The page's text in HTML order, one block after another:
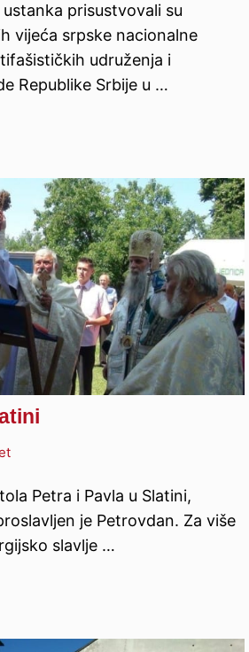
prisustvovali su
vijeća srpske nacionalne
udruženja i
Republike Srbije u …
Petra i Pavla u Slatini,
je Petrovdan. Za više
slavlje …